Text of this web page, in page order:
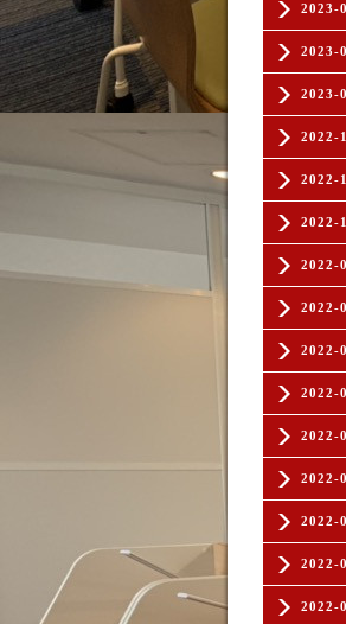
2023-
2023-
2023-
2022-
2022-
2022-
2022-
2022-
2022-
2022-
2022-
2022-
2022-
2022-
2022-